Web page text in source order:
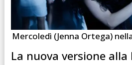
Mercoledì (Jenna Ortega)
La nuova versione